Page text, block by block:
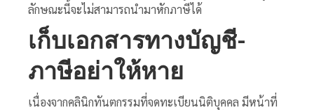
ลักษณะนี้จะไม่สามารถนำมาหักภาษีได้
เก็บเอกสารทางบัญชี-
ภาษีอย่าให้หาย
เนื่องจากคลินิกทันตกรรมที่จดทะเบียนนิติบุคคล มีหน้าที่